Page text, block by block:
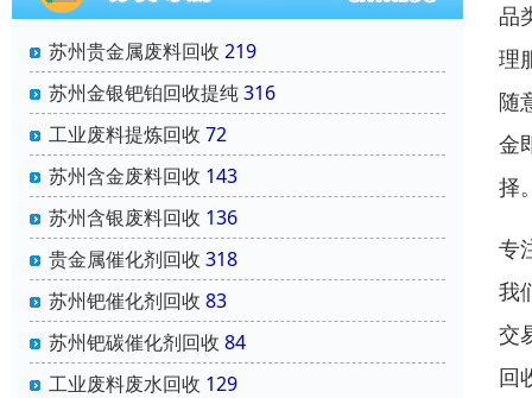
苏州贵金属废料回收 219
苏州金银钯铂回收提纯316
工业废料提炼回收 72
苏州含金废料回收 143
苏州含银废料回收 136
贵金属催化剂回收 318
苏州钯催化剂回收 83
苏州钯碳催化剂回收 84
工业废料废水回收 129
品
理
随
金
择
专
我
交
回